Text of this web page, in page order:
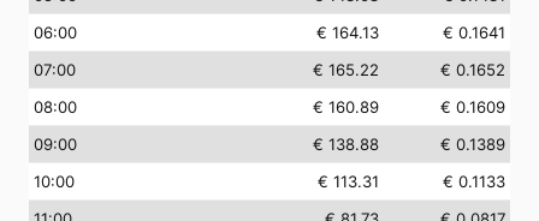
06:00 € 164.13
€ 0.1641
07:00 € 165.22
€ 0.1652
08:00 € 160.89
€ 0.1609
09:00 € 138.88
€ 0.1389
10:00 € 113.31
€ 0.1133